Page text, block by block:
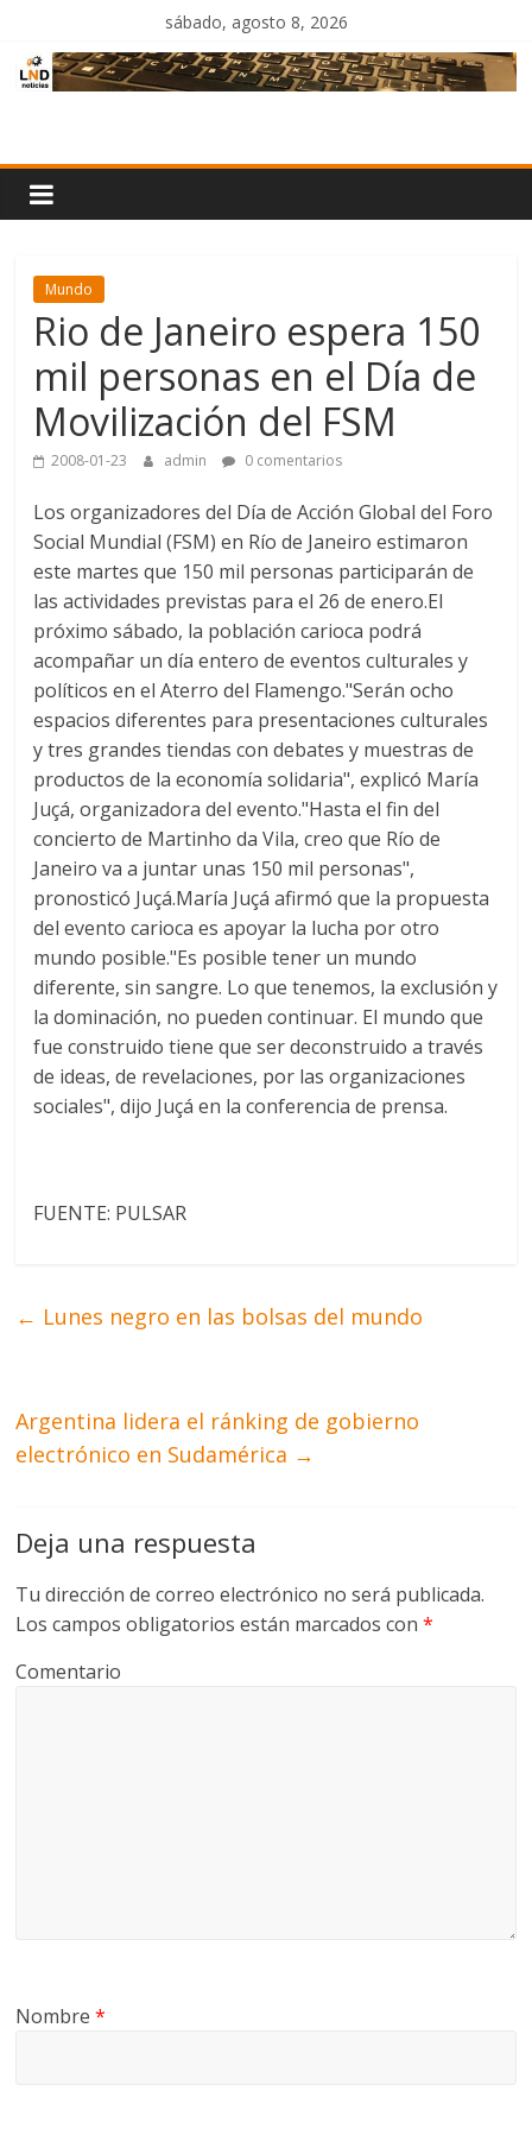
contenido
sábado, agosto 8, 2026
Noticias
Mundo
Rio de Janeiro espera 150
mil personas en el Día de
Movilización del FSM
2008-01-23 admin 0 comentarios
Los organizadores del Día de Acción Global del Foro
Social Mundial (FSM) en Río de Janeiro estimaron
este martes que 150 mil personas participarán de
las actividades previstas para el 26 de enero.El
próximo sábado, la población carioca podrá
acompañar un día entero de eventos culturales y
políticos en el Aterro del Flamengo."Serán ocho
espacios diferentes para presentaciones culturales
y tres grandes tiendas con debates y muestras de
productos de la economía solidaria", explicó María
Juçá, organizadora del evento."Hasta el fin del
concierto de Martinho da Vila, creo que Río de
Janeiro va a juntar unas 150 mil personas",
pronosticó Juçá.María Juçá afirmó que la propuesta
del evento carioca es apoyar la lucha por otro
mundo posible."Es posible tener un mundo
diferente, sin sangre. Lo que tenemos, la exclusión y
la dominación, no pueden continuar. El mundo que
fue construido tiene que ser deconstruido a través
de ideas, de revelaciones, por las organizaciones
sociales", dijo Juçá en la conferencia de prensa.
FUENTE: PULSAR
← Lunes negro en las bolsas del mundo
Argentina lidera el ránking de gobierno
electrónico en Sudamérica →
Deja una respuesta
Tu dirección de correo electrónico no será publicada.
Los campos obligatorios están marcados con*
Comentario
Nombre*